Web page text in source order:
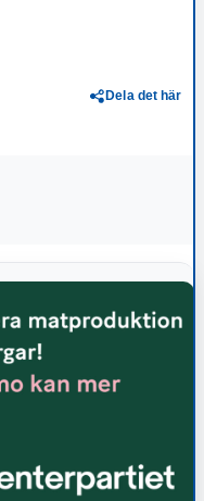
Dela det här